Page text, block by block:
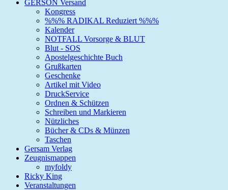
GERSON Versand
Kongress
%%% RADIKAL Reduziert %%%
Kalender
NOTFALL Vorsorge & BLUT
Blut - SOS
Apostelgeschichte Buch
Grußkarten
Geschenke
Artikel mit Video
DruckService
Ordnen & Schützen
Schreiben und Markieren
Nützliches
Bücher & CDs & Münzen
Taschen
Gersam Verlag
Zeugnismappen
myfoldy
Ricky King
Veranstaltungen